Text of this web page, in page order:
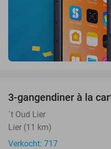
3-gangendiner à la
´t Oud Lier
Lier (11 km)
Verkocht: 717